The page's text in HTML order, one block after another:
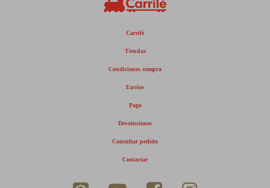
Carrilé
Tiendas
Condiciones compra
Envíos
Pago
Devoluciones
Consultar pedido
Contactar